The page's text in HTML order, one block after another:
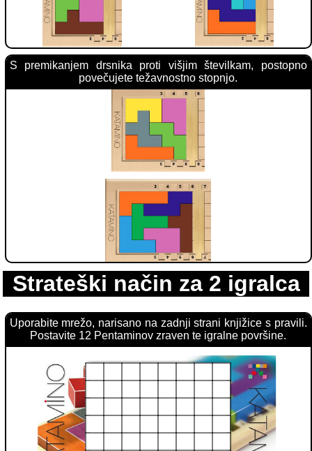
S premikanjem drsnika proti višjim številkam, postopno
povečujete težavnostno stopnjo.
Strateški način za 2 igralca
Uporabite mrežo, narisano na zadnji strani knjižice s pravili.
Postavite 12 Pentaminov zraven te igralne površine.